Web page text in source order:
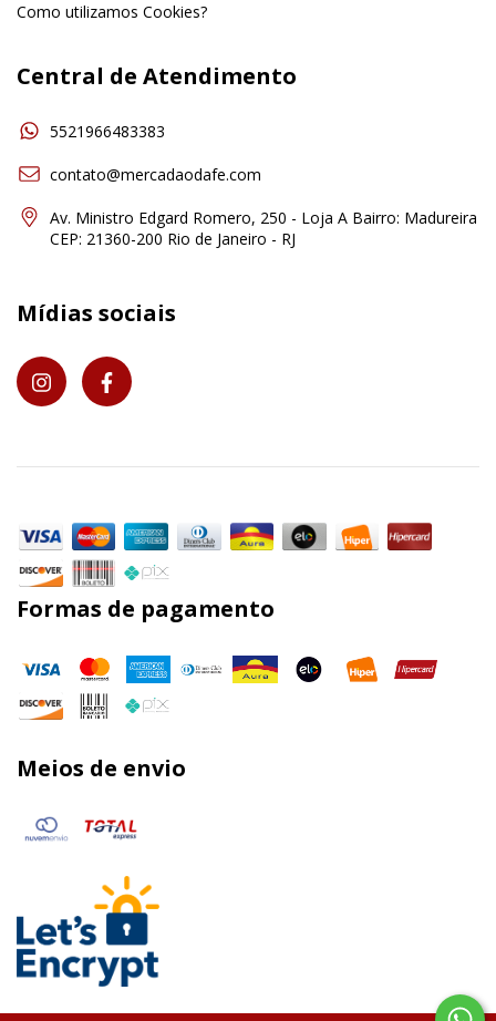
Como utilizamos Cookies?
Central de Atendimento
5521966483383
contato@mercadaodafe.com
Av. Ministro Edgard Romero, 250 - Loja A Bairro: Madureira
CEP: 21360-200 Rio de Janeiro - RJ
Mídias sociais
Formas de pagamento
Meios de envio